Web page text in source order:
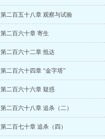
第二百五十八章 观察与试验
第二百六十章 寄生
第二百六十二章 抵达
第二百六十四章 “金字塔”
第二百六十六章 疑惑
第二百六十八章 追杀（二）
第二百七十章 追杀（四）